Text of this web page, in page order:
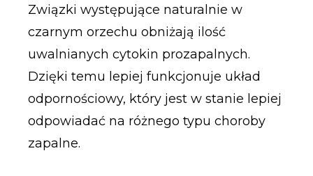
Związki występujące naturalnie w
czarnym orzechu obniżają ilość
uwalnianych cytokin prozapalnych.
Dzięki temu lepiej funkcjonuje układ
odpornościowy, który jest w stanie lepiej
odpowiadać na różnego typu choroby
zapalne.